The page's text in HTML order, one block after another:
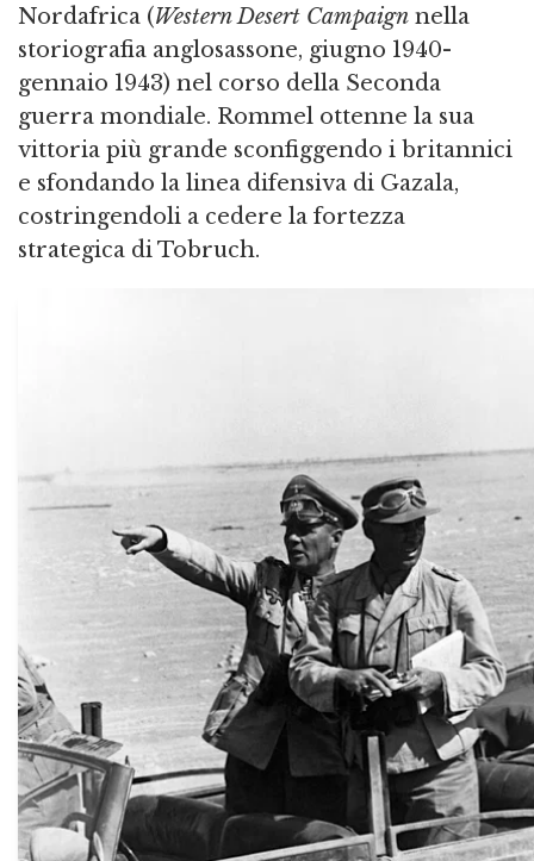
Nordafrica (Western Desert Campaign nella
storiografia anglosassone, giugno 1940-
gennaio 1943) nel corso della Seconda
guerra mondiale. Rommel ottenne la sua
vittoria più grande sconfiggendo i britannici
e sfondando la linea difensiva di Gazala,
costringendoli a cedere la fortezza
strategica di Tobruch.